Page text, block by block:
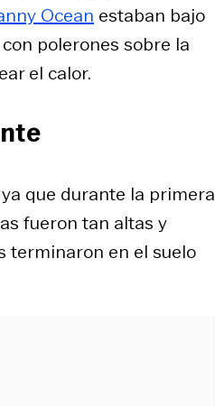
Ocean estaban bajo
polerones sobre la
el calor.
que durante la primera
fueron tan altas y
terminaron en el suelo